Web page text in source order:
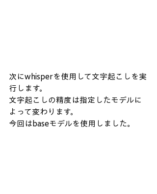
次にwhisperを使用して文字起こしを実
行します。
文字起こしの精度は指定したモデルに
よって変わります。
今回はbaseモデルを使用しました。